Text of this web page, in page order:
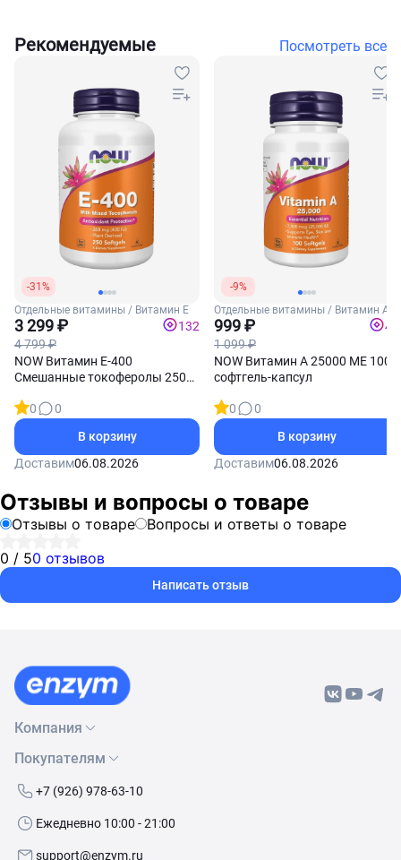
Рекомендуемые Посмотреть все
-31%
Отдельные витамины / Витамин Е
3 299 ₽
4 799 ₽
132
NOW Витамин Е-400
Смешанные токоферолы 250
0
0
В корзину
Доставим06.08.2026
-9%
Отдельные витамины / Витамин А
999 ₽
1 099 ₽
40
NOW Витамин А 25000 МЕ 100
софтгель-капсул
0
0
В корзину
Доставим06.08.2026
Отзывы и вопросы о товаре
Отзывы о товаре
Вопросы и ответы о товаре
0 / 50 отзывов
Написать отзыв
Компания
О нас
Бренды
Покупателям
Как сделать заказ
Условия доставки
+7 (926) 978-63-10
Ежедневно 10:00 - 21:00
support@enzym.ru